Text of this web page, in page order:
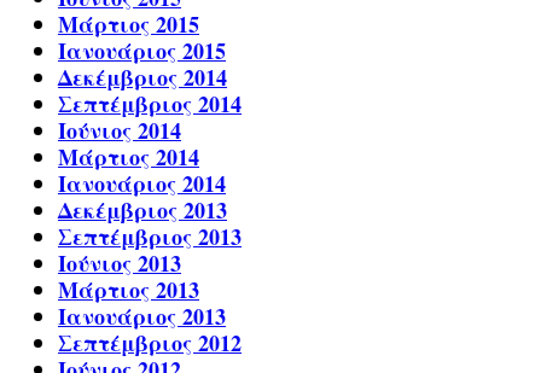
Μάρτιος 2015
Ιανουάριος 2015
Δεκέμβριος 2014
Σεπτέμβριος 2014
Ιούνιος 2014
Μάρτιος 2014
Ιανουάριος 2014
Δεκέμβριος 2013
Σεπτέμβριος 2013
Ιούνιος 2013
Μάρτιος 2013
Ιανουάριος 2013
Σεπτέμβριος 2012